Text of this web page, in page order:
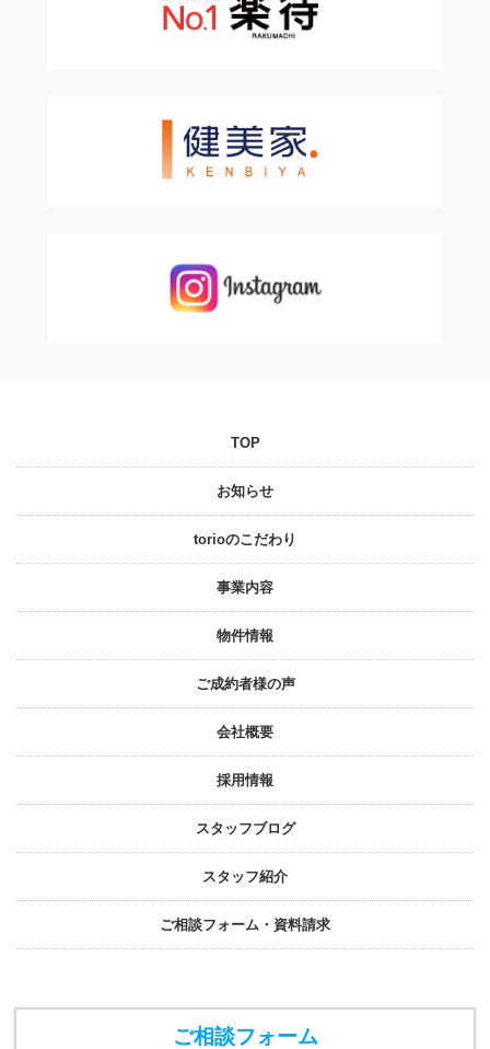
TOP
お知らせ
torioのこだわり
事業内容
物件情報
ご成約者様の声
会社概要
採⽤情報
スタッフブログ
スタッフ紹介
ご相談フォーム・資料請求
ご相談フォーム